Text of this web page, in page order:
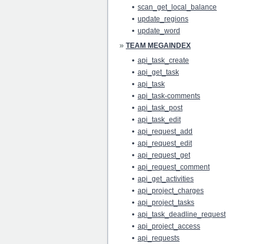
scan_get_local_balance
update_regions
update_word
TEAM MEGAINDEX
api_task_create
api_get_task
api_task
api_task-comments
api_task_post
api_task_edit
api_request_add
api_request_edit
api_request_get
api_request_comment
api_get_activities
api_project_charges
api_project_tasks
api_task_deadline_request
api_project_access
api_requests